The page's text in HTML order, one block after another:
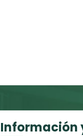
Información